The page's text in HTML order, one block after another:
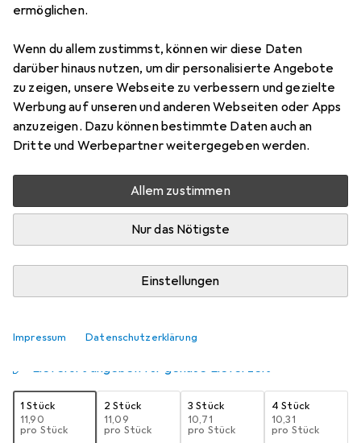
ermöglichen.
Wenn du allem zustimmst, können wir diese Daten
darüber hinaus nutzen, um dir personalisierte Angebote
zu zeigen, unsere Webseite zu verbessern und gezielte
Werbung auf unseren und anderen Webseiten oder Apps
anzuzeigen. Dazu können bestimmte Daten auch an
Dritte und Werbepartner weitergegeben werden.
Allem zustimmen
Nur das Nötigste
Einstellungen
Impressum Datenschutzerklärung
Boners T-shape Ball Splitter
5.50 cm
Preis in EUR inkl. MwSt.
EUR
11,90
Schneller lieferbar
Bewertungen
Mehr von Boners
Zwischen Di, 18.8. und Do, 20.8. geliefert
Mehr als 10 Stück an Lager beim Lieferanten
Lieferort angeben für genaue Lieferzeit
1 Stück
EUR
11,90
pro Stück
2 Stück
EUR
11,09
pro Stück
3 Stück
EUR
10,71
pro Stück
4 Stück
EUR
10,31
pro Stück